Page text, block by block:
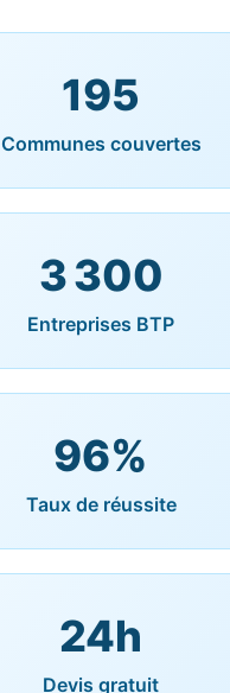
195
Communes couvertes
3 300
Entreprises BTP
96%
Taux de réussite
24h
Devis gratuit